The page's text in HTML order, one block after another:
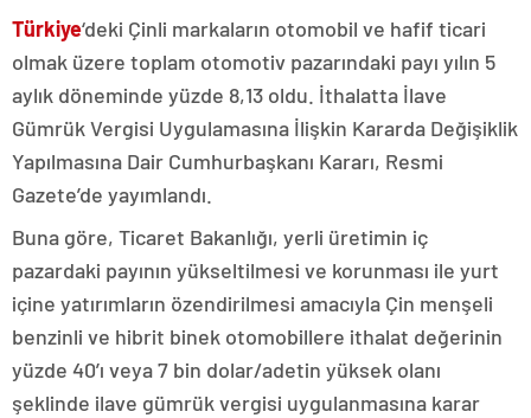
Türkiye‘deki Çinli markaların otomobil ve hafif ticari
olmak üzere toplam otomotiv pazarındaki payı yılın 5
aylık döneminde yüzde 8,13 oldu. İthalatta İlave
Gümrük Vergisi Uygulamasına İlişkin Kararda Değişiklik
Yapılmasına Dair Cumhurbaşkanı Kararı, Resmi
Gazete’de yayımlandı.
Buna göre, Ticaret Bakanlığı, yerli üretimin iç
pazardaki payının yükseltilmesi ve korunması ile yurt
içine yatırımların özendirilmesi amacıyla Çin menşeli
benzinli ve hibrit binek otomobillere ithalat değerinin
yüzde 40’ı veya 7 bin dolar/adetin yüksek olanı
şeklinde ilave gümrük vergisi uygulanmasına karar